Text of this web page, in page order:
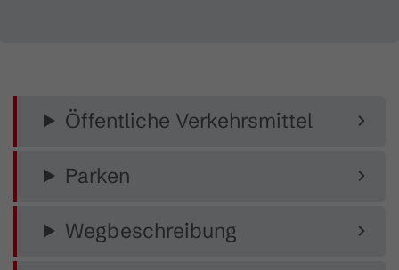
Öffentliche Verkehrsmittel
Parken
Wegbeschreibung